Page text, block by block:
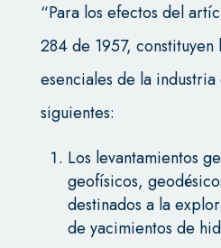
“Para los efectos del
284 de 1957,
esenciales de la
siguientes:
Los levantamientos
geofísicos,
destinados a la
de yacimientos de